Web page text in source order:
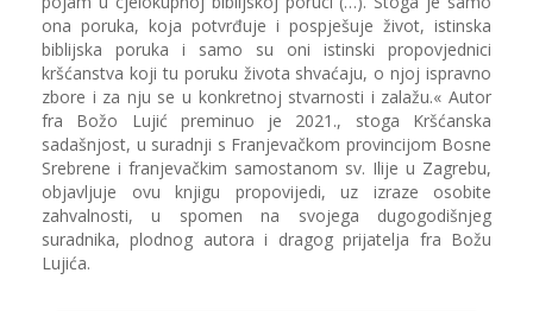
ona poruka, koja potvrđuje i pospješuje život, istinska
biblijska poruka i samo su oni istinski propovjednici
kršćanstva koji tu poruku života shvaćaju, o njoj ispravno
zbore i za nju se u konkretnoj stvarnosti i zalažu.« Autor
fra Božo Lujić preminuo je 2021., stoga Kršćanska
sadašnjost, u suradnji s Franjevačkom provincijom Bosne
Srebrene i franjevačkim samostanom sv. Ilije u Zagrebu,
objavljuje ovu knjigu propovijedi, uz izraze osobite
zahvalnosti, u spomen na svojega dugogodišnjeg
suradnika, plodnog autora i dragog prijatelja fra Božu
Lujića.